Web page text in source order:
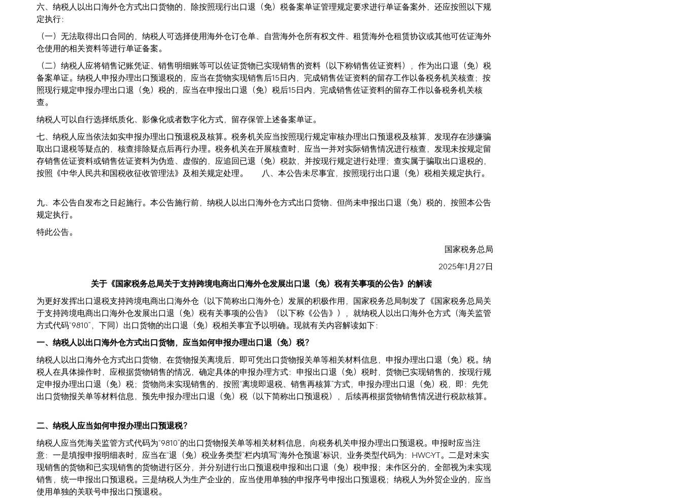
六、纳税人以出口海外仓方式出口货物的，除按照现行出口退（免）税备案单证管理规定要求进行单证备案外，还应按照以下规
定执行：
（一）无法取得出口合同的，纳税人可选择使用海外仓订仓单、自营海外仓所有权文件、租赁海外仓租赁协议或其他可佐证海外
仓使用的相关资料等进行单证备案。
（二）纳税人应将销售记账凭证、销售明细账等可以佐证货物已实现销售的资料（以下称销售佐证资料），作为出口退（免）税
备案单证。纳税人申报办理出口预退税的，应当在货物实现销售后15日内，完成销售佐证资料的留存工作以备税务机关核查；按
照现行规定申报办理出口退（免）税的，应当在申报出口退（免）税后15日内，完成销售佐证资料的留存工作以备税务机关核
查。
纳税人可以自行选择纸质化、影像化或者数字化方式，留存保管上述备案单证。
七、纳税人应当依法如实申报办理出口预退税及核算。税务机关应当按照现行规定审核办理出口预退税及核算，发现存在涉嫌骗
取出口退税等疑点的，核查排除疑点后再行办理。税务机关在开展核查时，应当一并对实际销售情况进行核查，发现未按规定留
存销售佐证资料或销售佐证资料为伪造、虚假的，应追回已退（免）税款，并按现行规定进行处理；查实属于骗取出口退税的，
按照《中华人民共和国税收征收管理法》及相关规定处理。 八、本公告未尽事宜，按照现行出口退（免）税相关规定执行。
九、本公告自发布之日起施行。本公告施行前，纳税人以出口海外仓方式出口货物、但尚未申报出口退（免）税的，按照本公告
规定执行。
特此公告。
国家税务总局
2025年1月27日
关于《国家税务总局关于支持跨境电商出口海外仓发展出口退（免）税有关事项的公告》的解读
为更好发挥出口退税支持跨境电商出口海外仓（以下简称出口海外仓）发展的积极作用，国家税务总局制发了《国家税务总局关
于支持跨境电商出口海外仓发展出口退（免）税有关事项的公告》（以下称《公告》），就纳税人以出口海外仓方式（海关监管
方式代码“9810”，下同）出口货物的出口退（免）税相关事宜予以明确。现就有关内容解读如下：
一、纳税人以出口海外仓方式出口货物，应当如何申报办理出口退（免）税？
纳税人以出口海外仓方式出口货物，在货物报关离境后，即可凭出口货物报关单等相关材料信息，申报办理出口退（免）税。纳
税人在具体操作时，应根据货物销售的情况，确定具体的申报办理方式：申报出口退（免）税时，货物已实现销售的，按现行规
定申报办理出口退（免）税；货物尚未实现销售的，按照“离境即退税、销售再核算”方式，申报办理出口退（免）税，即：先凭
出口货物报关单等材料信息，预先申报办理出口退（免）税（以下简称出口预退税），后续再根据货物销售情况进行税款核算。
二、纳税人应当如何申报办理出口预退税？
纳税人应当凭海关监管方式代码为“9810”的出口货物报关单等相关材料信息，向税务机关申报办理出口预退税。申报时应当注
意：一是填报申报明细表时，应当在“退（免）税业务类型”栏内填写“海外仓预退”标识，业务类型代码为：HWC-YT。二是对未实
现销售的货物和已实现销售的货物进行区分，并分别进行出口预退税申报和出口退（免）税申报；未作区分的，全部视为未实现
销售，统一申报出口预退税。三是纳税人为生产企业的，应当使用单独的申报序号申报出口预退税；纳税人为外贸企业的，应当
使用单独的关联号申报出口预退税。